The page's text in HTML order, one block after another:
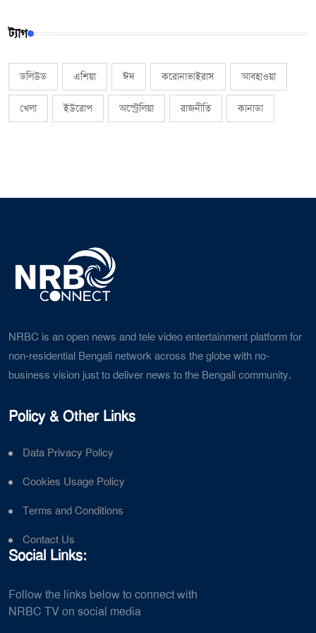
ট্যাগ
ডলিউড এশিয়া ঈদ করোনাভাইরাস আবহাওয়া
খেলা ইউরোপ অস্ট্রেলিয়া রাজনীতি কানাডা
NRBC is an open news and tele video entertainment platform for
non-residential Bengali network across the globe with no-
business vision just to deliver news to the Bengali community.
Policy & Other Links
Data Privacy Policy
Cookies Usage Policy
Terms and Conditions
Contact Us
Social Links:
Follow the links below to connect with
NRBC TV on social media